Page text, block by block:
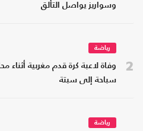
وسواريز يواصل التألق
2
رياضة
وفاة لاعبة كرة قدم مغربية أثناء
سباحة إلى سبتة
رياضة